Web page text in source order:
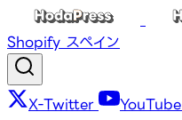
Shopify スペイン
X-Twitter YouTube